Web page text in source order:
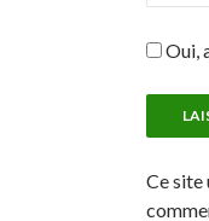
Oui,
Ce site